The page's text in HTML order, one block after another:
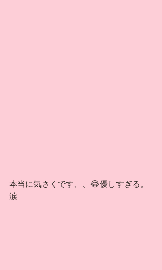
本当に気さくです、、😂優しすぎる。
涙